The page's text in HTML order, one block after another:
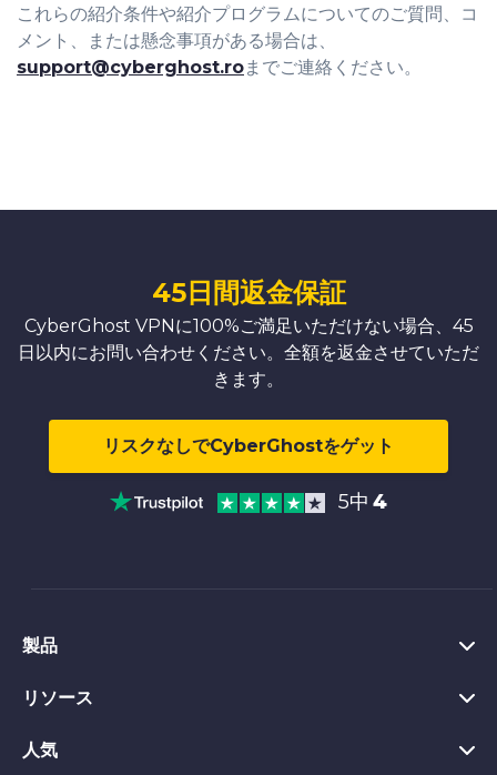
これらの紹介条件や紹介プログラムについてのご質問、コ
メント、または懸念事項がある場合は、
support@cyberghost.roまでご連絡ください。
45日間返金保証
CyberGhost VPNに100%ご満足いただけない場合、45
日以内にお問い合わせください。全額を返金させていただ
きます。
リスクなしでCyberGhostをゲット
4
5中
製品
Windows版VPN
Chrome版VPN拡張機能
リソース
VPN とは
人気